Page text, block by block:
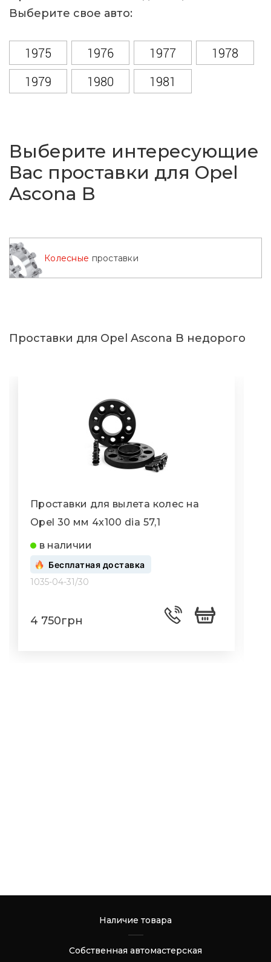
Выберите свое авто:
1975 1976 1977
1978
1979
1980 1981
Выберите интересующие
Вас проставки для Opel
Ascona B
Колесные проставки
Проставки для Opel Ascona B недорого
Проставки для вылета колес на
Opel 30 мм 4x100 dia 57,1
в наличии
Бесплатная доставка
1035-04-31/30
4 750грн
Наличие товара
Собственная автомастерская